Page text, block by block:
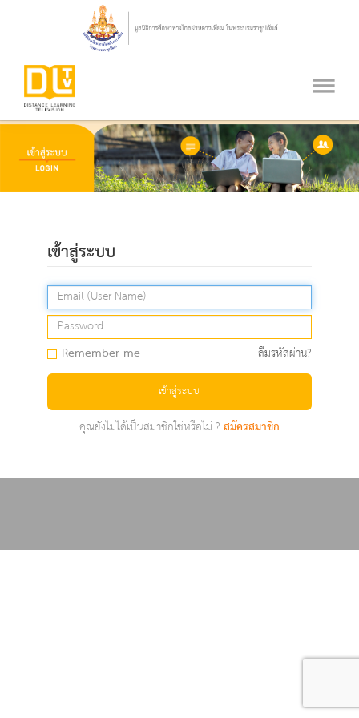
เข้าสู่ระบบ
Remember me ลืมรหัสผ่าน?
เข้าสู่ระบบ
คุณยังไม่ได้เป็นสมาชิกใช่หรือไม่ ?สมัครสมาชิก